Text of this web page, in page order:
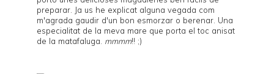
preparar. Ja us he explicat alguna vegada com
m'agrada gaudir d'un bon esmorzar o berenar. Una
especialitat de la meva mare que porta el toc anisat
de la matafaluga. mmmm!! ;)